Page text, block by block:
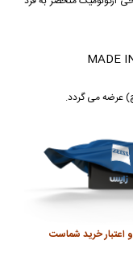
عرضه می گردد.
اعتبار خرید شماست